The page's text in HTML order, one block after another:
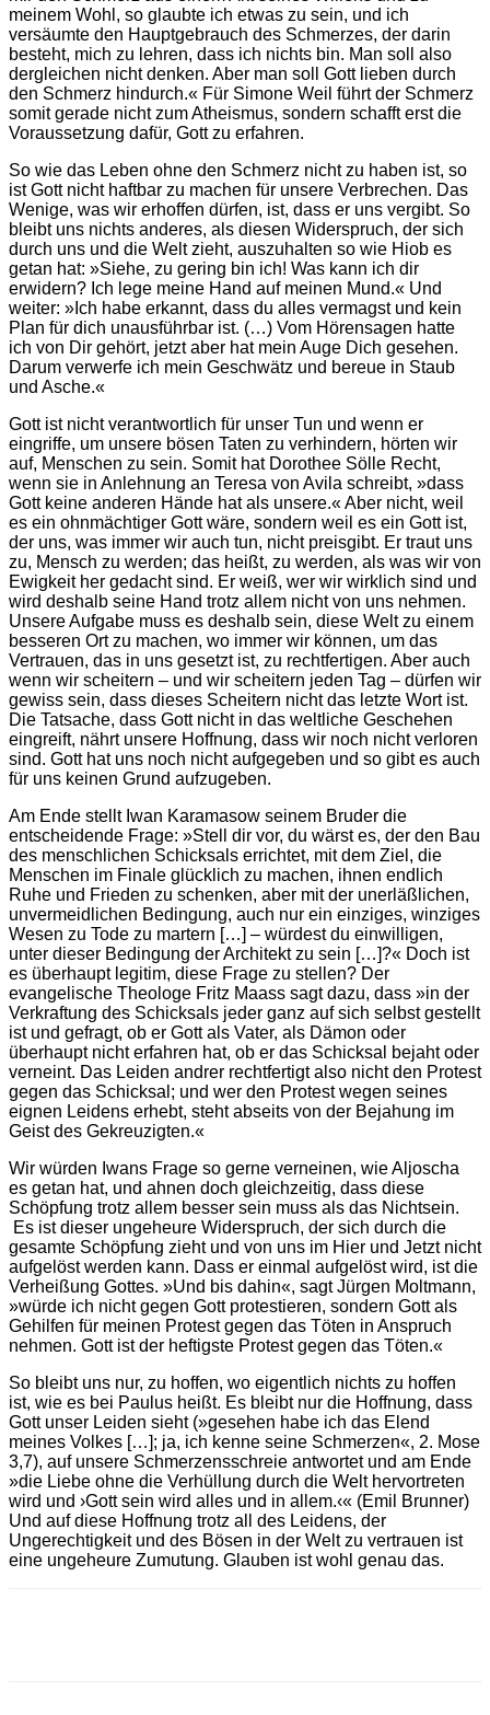
meinem Wohl, so glaubte ich etwas zu sein, und ich
versäumte den Hauptgebrauch des Schmerzes, der darin
besteht, mich zu lehren, dass ich nichts bin. Man soll also
dergleichen nicht denken. Aber man soll Gott lieben durch
den Schmerz hindurch.« Für Simone Weil führt der Schmerz
somit gerade nicht zum Atheismus, sondern schafft erst die
Voraussetzung dafür, Gott zu erfahren.
So wie das Leben ohne den Schmerz nicht zu haben ist, so
ist Gott nicht haftbar zu machen für unsere Verbrechen. Das
Wenige, was wir erhoffen dürfen, ist, dass er uns vergibt. So
bleibt uns nichts anderes, als diesen Widerspruch, der sich
durch uns und die Welt zieht, auszuhalten so wie Hiob es
getan hat: »Siehe, zu gering bin ich! Was kann ich dir
erwidern? Ich lege meine Hand auf meinen Mund.« Und
weiter: »Ich habe erkannt, dass du alles vermagst und kein
Plan für dich unausführbar ist. (…) Vom Hörensagen hatte
ich von Dir gehört, jetzt aber hat mein Auge Dich gesehen.
Darum verwerfe ich mein Geschwätz und bereue in Staub
und Asche.«
Gott ist nicht verantwortlich für unser Tun und wenn er
eingriffe, um unsere bösen Taten zu verhindern, hörten wir
auf, Menschen zu sein. Somit hat Dorothee Sölle Recht,
wenn sie in Anlehnung an Teresa von Avila schreibt, »dass
Gott keine anderen Hände hat als unsere.« Aber nicht, weil
es ein ohnmächtiger Gott wäre, sondern weil es ein Gott ist,
der uns, was immer wir auch tun, nicht preisgibt. Er traut uns
zu, Mensch zu werden; das heißt, zu werden, als was wir von
Ewigkeit her gedacht sind. Er weiß, wer wir wirklich sind und
wird deshalb seine Hand trotz allem nicht von uns nehmen.
Unsere Aufgabe muss es deshalb sein, diese Welt zu einem
besseren Ort zu machen, wo immer wir können, um das
Vertrauen, das in uns gesetzt ist, zu rechtfertigen. Aber auch
wenn wir scheitern – und wir scheitern jeden Tag – dürfen wir
gewiss sein, dass dieses Scheitern nicht das letzte Wort ist.
Die Tatsache, dass Gott nicht in das weltliche Geschehen
eingreift, nährt unsere Hoffnung, dass wir noch nicht verloren
sind. Gott hat uns noch nicht aufgegeben und so gibt es auch
für uns keinen Grund aufzugeben.
Am Ende stellt Iwan Karamasow seinem Bruder die
entscheidende Frage: »Stell dir vor, du wärst es, der den Bau
des menschlichen Schicksals errichtet, mit dem Ziel, die
Menschen im Finale glücklich zu machen, ihnen endlich
Ruhe und Frieden zu schenken, aber mit der unerläßlichen,
unvermeidlichen Bedingung, auch nur ein einziges, winziges
Wesen zu Tode zu martern […] – würdest du einwilligen,
unter dieser Bedingung der Architekt zu sein […]?« Doch ist
es überhaupt legitim, diese Frage zu stellen? Der
evangelische Theologe Fritz Maass sagt dazu, dass »in der
Verkraftung des Schicksals jeder ganz auf sich selbst gestellt
ist und gefragt, ob er Gott als Vater, als Dämon oder
überhaupt nicht erfahren hat, ob er das Schicksal bejaht oder
verneint. Das Leiden andrer rechtfertigt also nicht den Protest
gegen das Schicksal; und wer den Protest wegen seines
eignen Leidens erhebt, steht abseits von der Bejahung im
Geist des Gekreuzigten.«
Wir würden Iwans Frage so gerne verneinen, wie Aljoscha
es getan hat, und ahnen doch gleichzeitig, dass diese
Schöpfung trotz allem besser sein muss als das Nichtsein.
Es ist dieser ungeheure Widerspruch, der sich durch die
gesamte Schöpfung zieht und von uns im Hier und Jetzt nicht
aufgelöst werden kann. Dass er einmal aufgelöst wird, ist die
Verheißung Gottes. »Und bis dahin«, sagt Jürgen Moltmann,
»würde ich nicht gegen Gott protestieren, sondern Gott als
Gehilfen für meinen Protest gegen das Töten in Anspruch
nehmen. Gott ist der heftigste Protest gegen das Töten.«
So bleibt uns nur, zu hoffen, wo eigentlich nichts zu hoffen
ist, wie es bei Paulus heißt. Es bleibt nur die Hoffnung, dass
Gott unser Leiden sieht (»gesehen habe ich das Elend
meines Volkes […]; ja, ich kenne seine Schmerzen«, 2. Mose
3,7), auf unsere Schmerzensschreie antwortet und am Ende
»die Liebe ohne die Verhüllung durch die Welt hervortreten
wird und ›Gott sein wird alles und in allem.‹« (Emil Brunner)
Und auf diese Hoffnung trotz all des Leidens, der
Ungerechtigkeit und des Bösen in der Welt zu vertrauen ist
eine ungeheure Zumutung. Glauben ist wohl genau das.